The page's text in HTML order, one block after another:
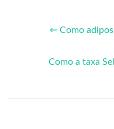
⇐ Como
Como a taxa